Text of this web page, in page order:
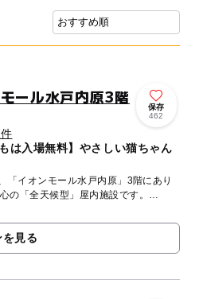
ール水戸内原3階
保存
462
は入場無料】やさしい猫ちゃん
「イオンモール水戸内原」3階にあり
の「全天候型」屋内施設です。
を見る